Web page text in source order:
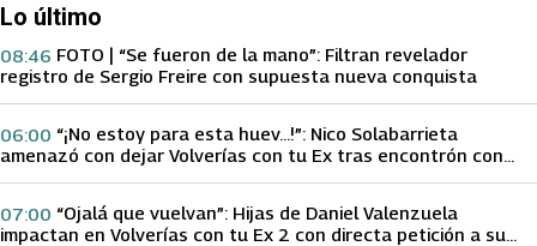
Lo último
FOTO | “Se fueron de la mano”: Filtran revelador
registro de Sergio Freire con supuesta nueva conquista
08:46
“¡No estoy para esta huev…!”: Nico Solabarrieta
amenazó con dejar Volverías con tu Ex tras encontrón con
06:00
“Ojalá que vuelvan”: Hijas de Daniel Valenzuela
impactan en Volverías con tu Ex 2 con directa petición a su
07:00